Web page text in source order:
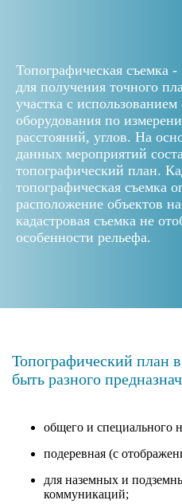
Топографическая съемка -
для получения точного
участка с
оборудования по
расстояний, углов. На
данных мероприятий
топографический план.
топографическая съемка
расположение объектов
кадастровая съемка не
особенности рельефа.
Топографический план
быть разного
общего и специального
подеревная (с
для наземных и
коммуникаций;